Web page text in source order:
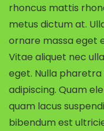
rhoncus mattis
metus dictum at.
ornare massa eget
Vitae aliquet nec
eget. Nulla
adipiscing. Quam
quam lacus
bibendum est